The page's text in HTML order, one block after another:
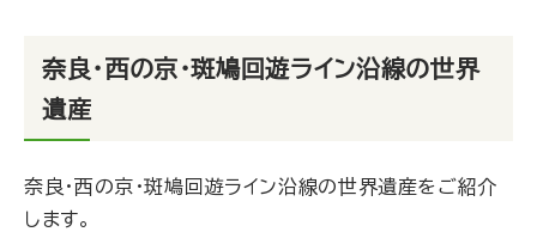
奈良・西の京・斑鳩回遊ライン沿線の世界
遺産
奈良・西の京・斑鳩回遊ライン沿線の世界遺産をご紹介
します。